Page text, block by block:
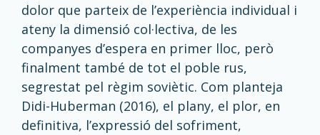
dolor que parteix de l’experiència individual i
ateny la dimensió col·lectiva, de les
companyes d’espera en primer lloc, però
finalment també de tot el poble rus,
segrestat pel règim soviètic. Com planteja
Didi-Huberman (2016), el plany, el plor, en
definitiva, l’expressió del sofriment,